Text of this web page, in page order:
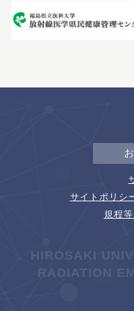
サイトポリシ
規程
HIROSAKI
RADIATION